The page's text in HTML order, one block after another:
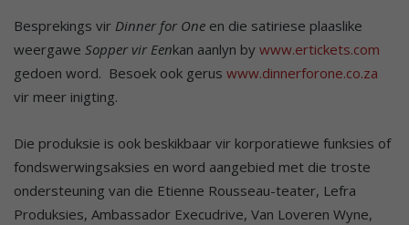
Besprekings vir Dinner for One en die satiriese plaaslike
weergawe Sopper vir Eenkan aanlyn by www.ertickets.com
gedoen word. Besoek ook gerus www.dinnerforone.co.za
vir meer inigting.
Die produksie is ook beskikbaar vir korporatiewe funksies of
fondswerwingsaksies en word aangebied met die troste
ondersteuning van die Etienne Rousseau-teater, Lefra
Produksies, Ambassador Execudrive, Van Loveren Wyne,